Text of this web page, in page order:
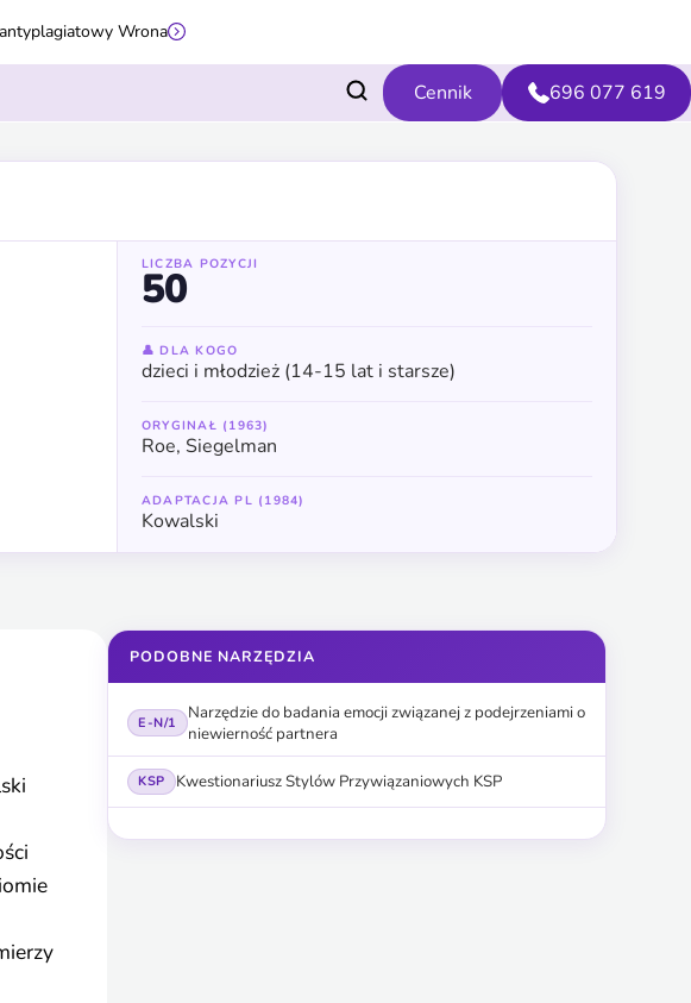
Wrona
Cennik 696 077 619
LICZBA POZYCJI
50
👤 DLA KOGO
dzieci i młodzież (14-15 lat i starsze)
ORYGINAŁ (1963)
Roe, Siegelman
ADAPTACJA PL (1984)
Kowalski
PODOBNE NARZĘDZIA
E-N/1
Narzędzie do badania emocji związanej z podejrzeniami o
niewierność partnera
KSP Kwestionariusz Stylów Przywiązaniowych KSP